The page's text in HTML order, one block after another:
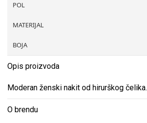
Opis proizvoda
Moderan ženski nakit od hirurškog čelika.
O brendu
POL
MATERIJAL
BOJA